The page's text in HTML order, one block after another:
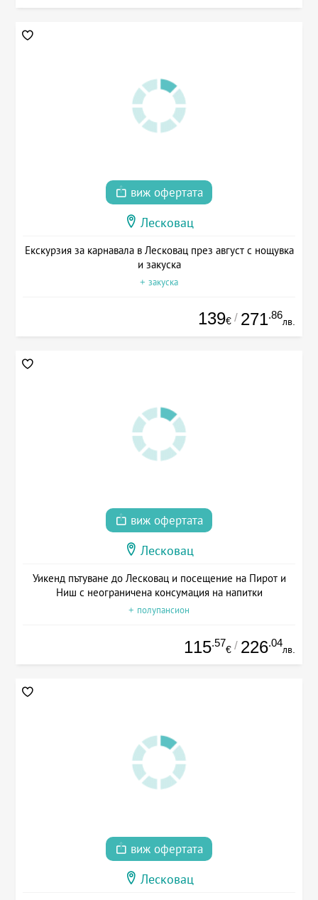
виж офертата
Лесковац
Екскурзия за карнавала в Лесковац през август с нощувка
и закуска
+ закуска
139€ / 271.86
лв.
виж офертата
Лесковац
Уикенд пътуване до Лесковац и посещение на Пирот и
Ниш с неограничена консумация на напитки
+ полупансион
115.57
€ / 226.04
лв.
виж офертата
Лесковац